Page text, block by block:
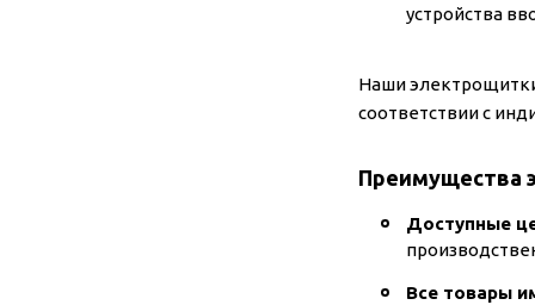
устройства
Наши
соответствии с
Преимущества
Доступные
Все товары